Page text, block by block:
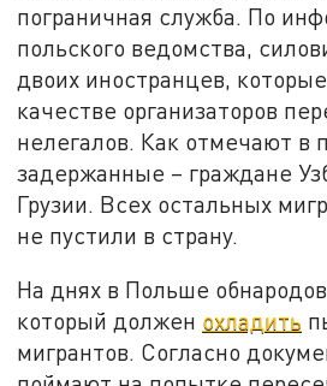
пограничная служба. По
польского ведомства,
двоих иностранцев,
качестве организаторов
нелегалов. Как отмечают в
задержанные – граждане
Грузии. Всех остальных
не пустили в страну.
На днях в Польше
который должен охладить
мигрантов. Согласно